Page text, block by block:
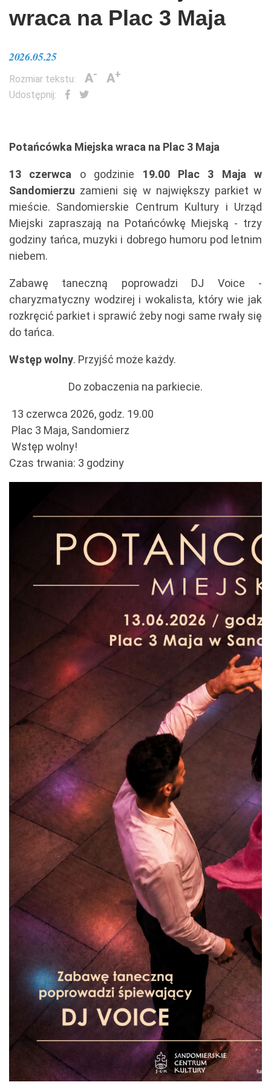
wraca na Plac 3 Maja
2026.05.25
Rozmiar tekstu: A- A+
Udostępnij:
Potańcówka Miejska wraca na Plac 3 Maja
13 czerwca o godzinie 19.00 Plac 3 Maja w
Sandomierzu zamieni się w największy parkiet w
mieście. Sandomierskie Centrum Kultury i Urząd
Miejski zapraszają na Potańcówkę Miejską - trzy
godziny tańca, muzyki i dobrego humoru pod letnim
niebem.
Zabawę taneczną poprowadzi DJ Voice -
charyzmatyczny wodzirej i wokalista, który wie jak
rozkręcić parkiet i sprawić żeby nogi same rwały się
do tańca.
Wstęp wolny. Przyjść może każdy.
Do zobaczenia na parkiecie.
13 czerwca 2026, godz. 19.00
Plac 3 Maja, Sandomierz
Wstęp wolny!
Czas trwania: 3 godziny